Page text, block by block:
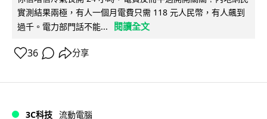
實測結果兩極，有人一個月電費只需 118 元人民幣，有人飆到
過千。電力部門話不能...
閱讀全文
36 分享
3C科技 流動電腦